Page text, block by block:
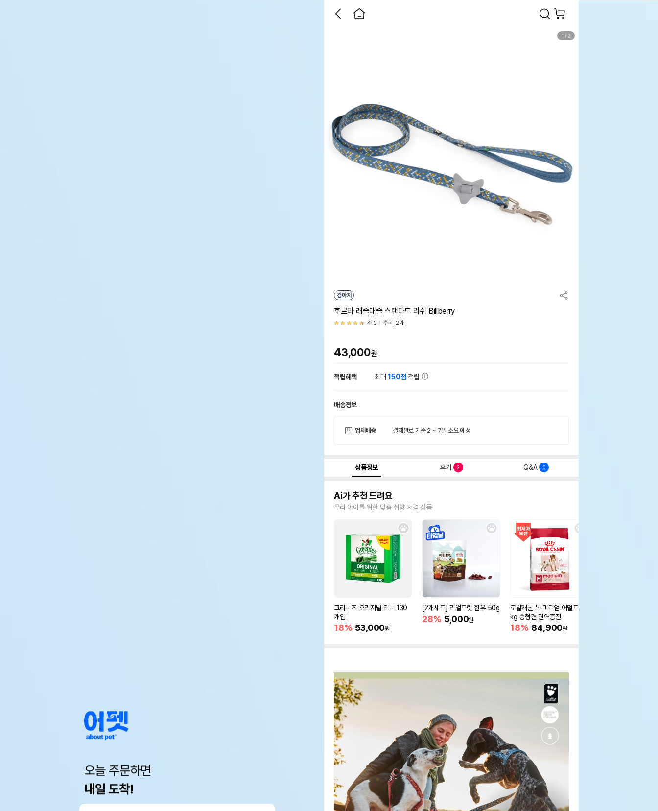
오늘 주문하면
내일 도착!
1 / 2
강아지
후르타 래즐대즐 스탠다드 리쉬 Billberry
4.3 후기 2개
43,000원
적립혜택 최대150점 적립
배송정보
업체배송 결제완료 기준 2 ~ 7일 소요 예정
상품정보 후기 2 Q&A 0
Ai가 추천 드려요
우리 아이를 위한 맞춤 취향 저격 상품
그리니즈 오리지널 티니 130
개입
18% 53,000원
[2개세트] 리얼트릿 한우 50g
28% 5,000원
로얄캐닌 독 미디엄 어덜트 10
kg 중형견 면역증진
18% 84,900원